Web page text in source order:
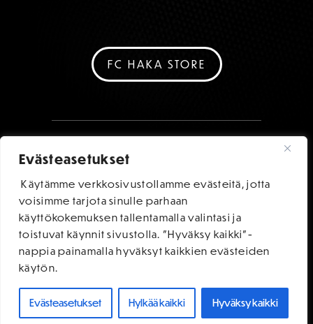
Evästeasetukset
Käytämme verkkosivustollamme evästeitä, jotta
voisimme tarjota sinulle parhaan
käyttökokemuksen tallentamalla valintasi ja
toistuvat käynnit sivustolla. "Hyväksy kaikki"-
nappia painamalla hyväksyt kaikkien evästeiden
käytön.
Evästeasetukset Hylkää kaikki Hyväksy kaikki
OSTA LIPUT
FC HAKA STORE